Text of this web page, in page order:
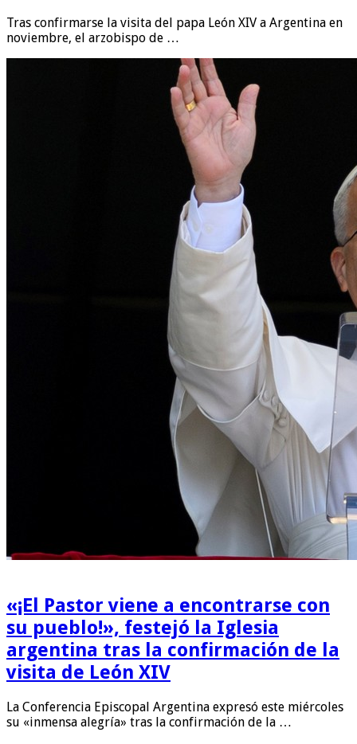
Tras confirmarse la visita del papa León XIV a Argentina en
noviembre, el arzobispo de …
«¡El Pastor viene a encontrarse con
su pueblo!», festejó la Iglesia
argentina tras la confirmación de la
visita de León XIV
La Conferencia Episcopal Argentina expresó este miércoles
su «inmensa alegría» tras la confirmación de la …